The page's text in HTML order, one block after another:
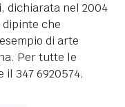
dichiarata nel 2004
che
di arte
Per tutte le
347 6920574.